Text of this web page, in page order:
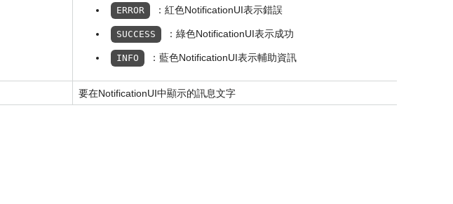
ERROR ：紅色NotificationUI表示錯誤
SUCCESS ：綠色NotificationUI表示成功
INFO ：藍色NotificationUI表示輔助資訊
要在NotificationUI中顯示的訊息文字